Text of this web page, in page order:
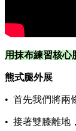
用抹布練習核心
熊式腿外展
• 首先我們將兩
• 接著雙膝離地